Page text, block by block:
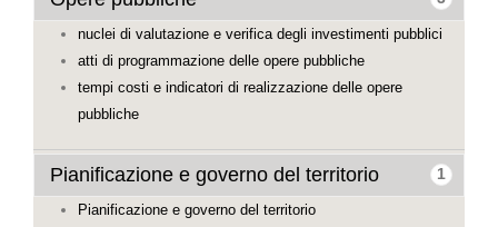
nuclei di valutazione e verifica degli investimenti pubblici
atti di programmazione delle opere pubbliche
tempi costi e indicatori di realizzazione delle opere
pubbliche
1
Pianificazione e governo del territorio
Pianificazione e governo del territorio